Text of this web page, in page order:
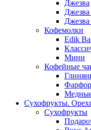
Джезва
Джезва
Кофемолки
Edik
Мини
Кофейные
Сухофрукты.
Сухофрукты